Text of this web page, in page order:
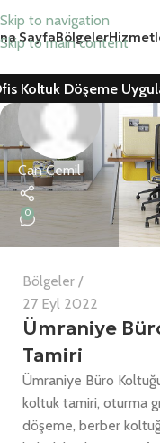
Skip to navigation
Skip to main content
SayfaBölgeler
Koltuk Döşeme
Can Cemil
0
Bölgeler
27 Eyl 2022
Ümraniye
Tamiri
Ümraniye Büro
koltuk tamiri, oturma
döşeme, berber